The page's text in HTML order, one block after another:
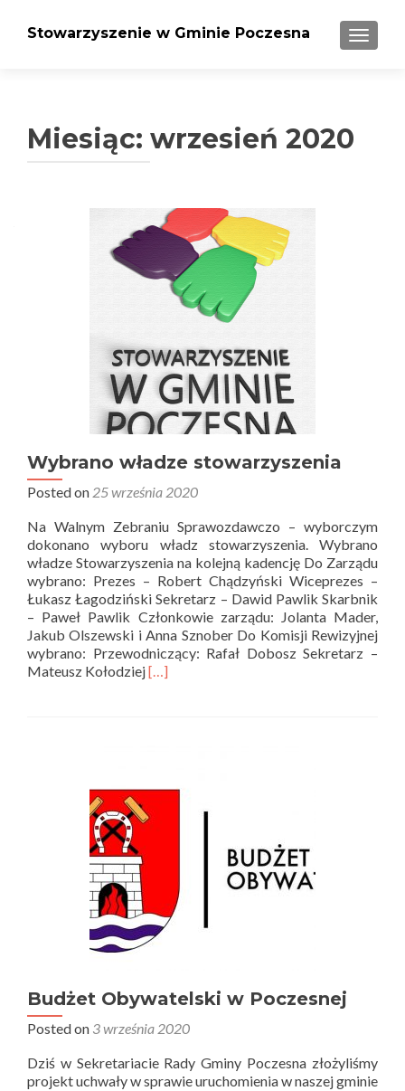
Stowarzyszenie w Gminie Poczesna
Miesiąc: wrzesień 2020
Wybrano władze stowarzyszenia
Posted on 25 września 2020
Na Walnym Zebraniu Sprawozdawczo – wyborczym
dokonano wyboru władz stowarzyszenia. Wybrano
władze Stowarzyszenia na kolejną kadencję Do Zarządu
wybrano: Prezes – Robert Chądzyński Wiceprezes –
Łukasz Łagodziński Sekretarz – Dawid Pawlik Skarbnik
– Paweł Pawlik Członkowie zarządu: Jolanta Mader,
Jakub Olszewski i Anna Sznober Do Komisji Rewizyjnej
wybrano: Przewodniczący: Rafał Dobosz Sekretarz –
Mateusz KołodziejRead
[…]
Budżet Obywatelski w Poczesnej
Posted on 3 września 2020
Dziś w Sekretariacie Rady Gminy Poczesna złożyliśmy
projekt uchwały w sprawie uruchomienia w naszej gminie